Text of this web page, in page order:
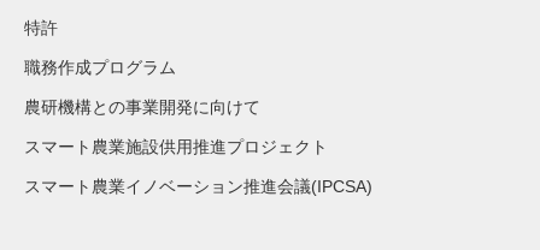
特許
職務作成プログラム
農研機構との事業開発に向けて
スマート農業施設供用推進プロジェクト
スマート農業イノベーション推進会議(IPCSA)